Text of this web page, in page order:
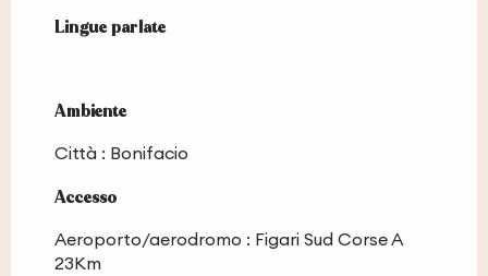
Lingue parlate
Lingue parlate
Ambiente
Ambiente
Città : Bonifacio
Accesso
Accesso
Aeroporto/aerodromo : Figari Sud Corse A
23Km